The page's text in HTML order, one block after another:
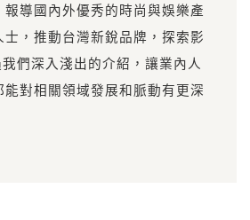
導國內外優秀的時尚與娛樂產
，推動台灣新銳品牌，探索影
們深入淺出的介紹，讓業內人
對相關領域發展和脈動有更深